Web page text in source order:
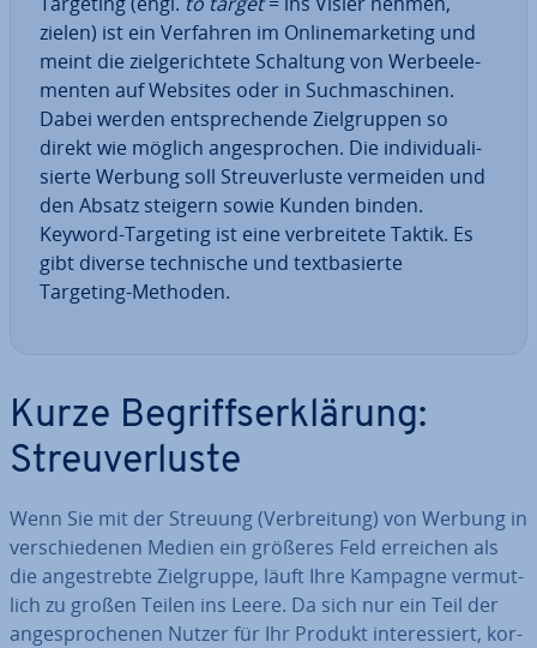
zielen) ist ein Verfahren im On­line­mar­ke­ting und
meint die ziel­ge­rich­te­te Schaltung von Wer­be­ele­
men­ten auf Websites oder in Such­ma­schi­nen.
Dabei werden ent­spre­chen­de Ziel­grup­pen so
direkt wie möglich an­ge­spro­chen. Die in­di­vi­dua­li­
sier­te Werbung soll Streu­ver­lus­te vermeiden und
den Absatz steigern sowie Kunden binden.
Keyword-Targeting ist eine ver­brei­te­te Taktik. Es
gibt diverse tech­ni­sche und text­ba­sier­te
Targeting-Methoden.
Kurze Be­griffs­er­klä­rung:
Streu­ver­lus­te
Wenn Sie mit der Streuung (Ver­brei­tung) von Werbung in
ver­schie­de­nen Medien ein größeres Feld erreichen als
die an­ge­streb­te Ziel­grup­pe, läuft Ihre Kampagne ver­mut­
lich zu großen Teilen ins Leere. Da sich nur ein Teil der
an­ge­spro­che­nen Nutzer für Ihr Produkt in­ter­es­siert, kor­